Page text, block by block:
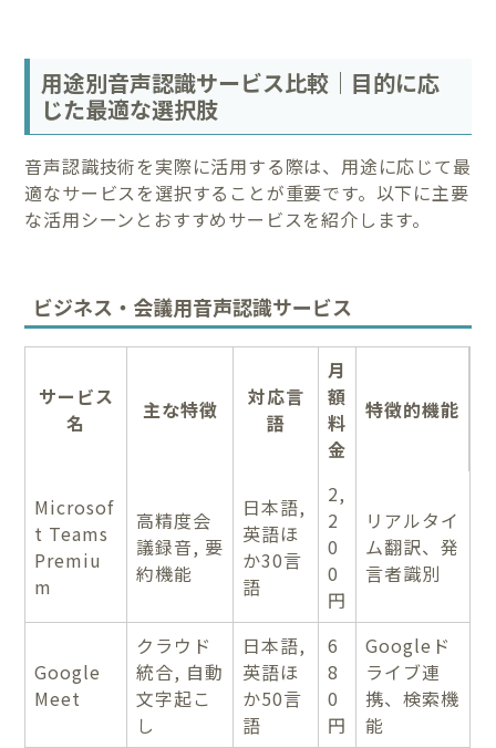
用途別音声認識サービス比較｜目的に応
じた最適な選択肢
音声認識技術を実際に活用する際は、用途に応じて最
適なサービスを選択することが重要です。以下に主要
な活用シーンとおすすめサービスを紹介します。
ビジネス・会議用音声認識サービス
サービス
名
主な特徴
対応言
語
月
額
料
金
特徴的機能
Microsof
t Teams
Premiu
m
高精度会
議録音, 要
約機能
日本語,
英語ほ
か30言
語
2,
2
0
0
円
リアルタイ
ム翻訳、発
言者識別
Google
Meet
クラウド
統合, 自動
文字起こ
し
日本語,
英語ほ
か50言
語
6
8
0
円
Googleド
ライブ連
携、検索機
能